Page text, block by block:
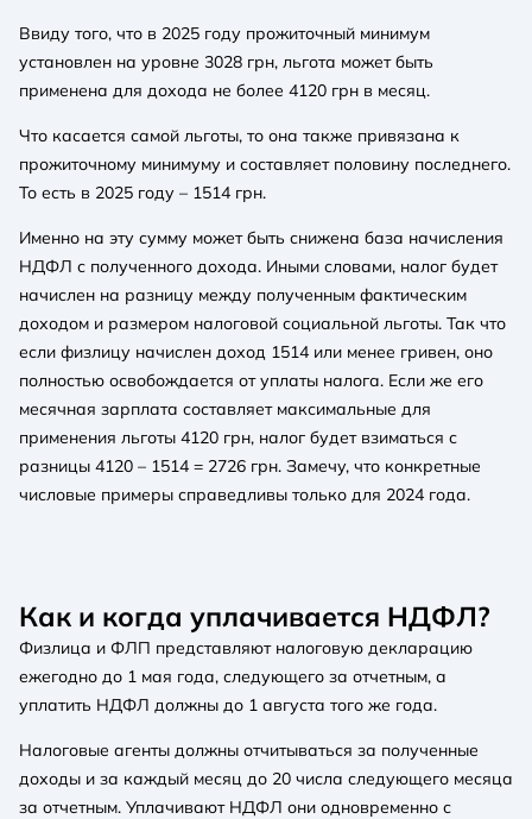
Ввиду того, что в 2025 году прожиточный минимум
установлен на уровне 3028 грн, льгота может быть
применена для дохода не более 4120 грн в месяц.
Что касается самой льготы, то она также привязана к
прожиточному минимуму и составляет половину последнего.
То есть в 2025 году – 1514 грн.
Именно на эту сумму может быть снижена база начисления
НДФЛ с полученного дохода. Иными словами, налог будет
начислен на разницу между полученным фактическим
доходом и размером налоговой социальной льготы. Так что
если физлицу начислен доход 1514 или менее гривен, оно
полностью освобождается от уплаты налога. Если же его
месячная зарплата составляет максимальные для
применения льготы 4120 грн, налог будет взиматься с
разницы 4120 – 1514 = 2726 грн. Замечу, что конкретные
числовые примеры справедливы только для 2024 года.
Как и когда уплачивается НДФЛ?
Физлица и ФЛП представляют налоговую декларацию
ежегодно до 1 мая года, следующего за отчетным, а
уплатить НДФЛ должны до 1 августа того же года.
Налоговые агенты должны отчитываться за полученные
доходы и за каждый месяц до 20 числа следующего месяца
за отчетным. Уплачивают НДФЛ они одновременно с